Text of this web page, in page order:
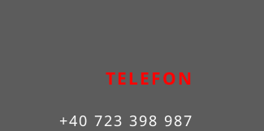
TELEFON
+40 723 398 987